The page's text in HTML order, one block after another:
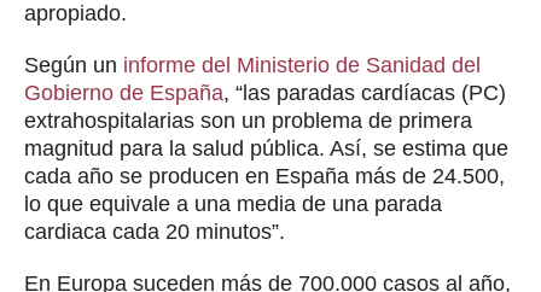
apropiado.
Según un informe del Ministerio de Sanidad del
Gobierno de España, “las paradas cardíacas (PC)
extrahospitalarias son un problema de primera
magnitud para la salud pública. Así, se estima que
cada año se producen en España más de 24.500,
lo que equivale a una media de una parada
cardiaca cada 20 minutos”.
En Europa suceden más de 700.000 casos al año,